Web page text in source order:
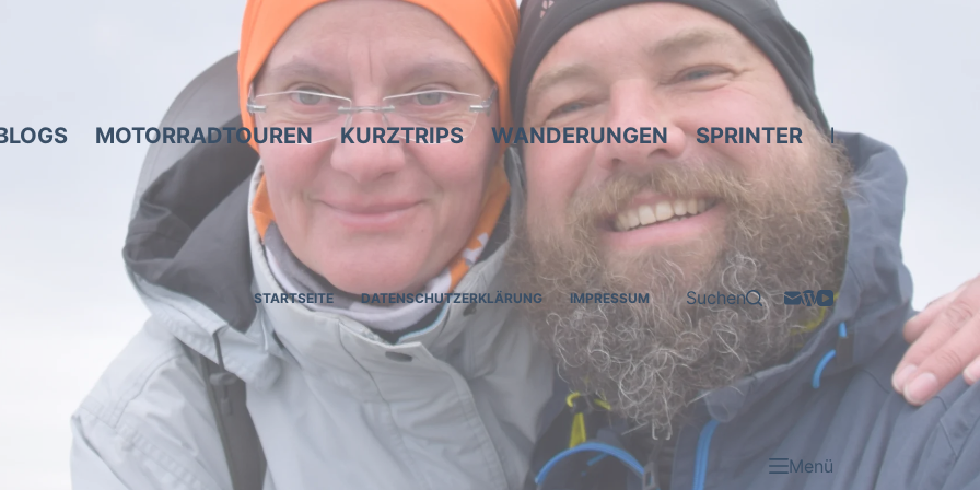
MOTORRADTOUREN KURZTRIPS WANDERUNGEN SPRINTER BIKES &
STARTSEITE DATENSCHUTZERKLÄRUNG IMPRESSUM Suchen
Menü